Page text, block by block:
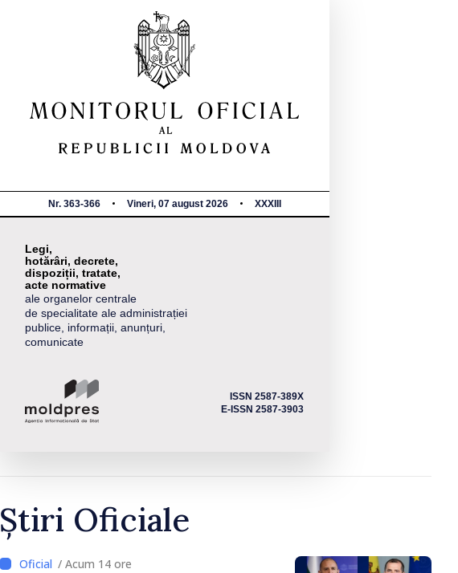
Nr. 363-366 Vineri, 07 august 2026 XXXIII
Legi,
hotărâri, decrete,
dispoziții, tratate,
acte normative
ale organelor centrale
de specialitate ale administrației
publice, informații, anunțuri,
comunicate
ISSN 2587-389X
E-ISSN 2587-3903
Știri Oficiale
/ Acum 14 ore